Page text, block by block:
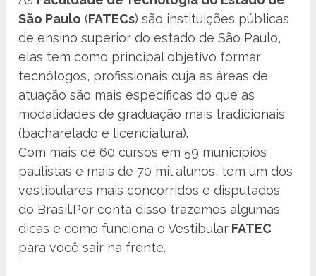
São Paulo (FATECs) são instituições públicas
de ensino superior do estado de São Paulo,
elas tem como principal objetivo formar
tecnólogos, profissionais cuja as áreas de
atuação são mais específicas do que as
modalidades de graduação mais tradicionais
(bacharelado e licenciatura).
Com mais de 60 cursos em 59 municípios
paulistas e mais de 70 mil alunos, tem um dos
vestibulares mais concorridos e disputados
do Brasil.Por conta disso trazemos algumas
dicas e como funciona o Vestibular FATEC
para você sair na frente.